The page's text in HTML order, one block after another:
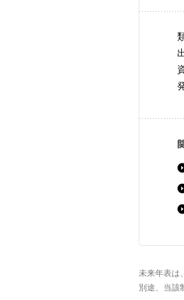
未来年表は
別途、当該